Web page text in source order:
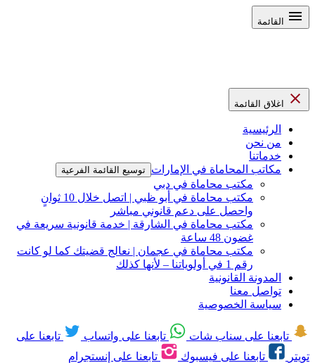
القائمة
اغلاق القائمة
الرئيسية
من نحن
خدماتنا
مكاتب المحاماة في الإمارات توسيع القائمة الفرعية
مكتب محاماة في دبي
مكتب محاماة في أبو ظبي | اتصل خلال 10 ثوانٍ
واحصل على دعم قانوني مباشر
مكتب محاماة في الشارقة | خدمة قانونية سريعة في
غضون 48 ساعة
مكتب محاماة في عجمان | نعالج قضيتك كما لو كانت
رقم 1 في أولوياتنا – لأنها كذلك
المدونة القانونية
تواصل معنا
سياسة الخصوصية
تابعنا على سناب شات تابعنا على واتساب
تابعنا على
تويتر
تابعنا على فيسبوك تابعنا على إنستجرام